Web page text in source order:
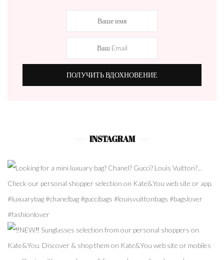
INSTAGRAM